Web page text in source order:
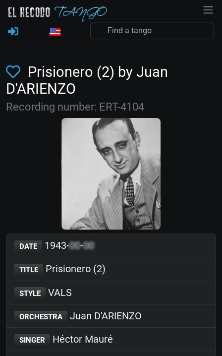
Prisionero (2) by Juan
D'ARIENZO
Recording number: ERT-4104
DATE 1943-00-00
TITLE Prisionero (2)
STYLE VALS
ORCHESTRA Juan D'ARIENZO
SINGER Héctor Mauré